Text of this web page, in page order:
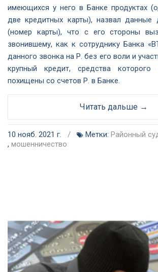
имеющихся у него в Банке продуктах
две кредитных карты), назвал данные
(номер карты), что с его стороны
звонившему, как к сотруднику Банка
данного звонка на Р. без его воли и
крупный кредит, средства
похищены со счетов Р. в Банке.
Читать дальше →
10 нояб. 2021 г. / Метки: Районный
, мошенничество